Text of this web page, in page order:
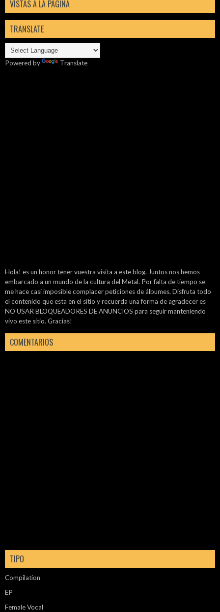
VISTAS A LA PÁGINA
TRANSLATE
Powered by Translate
Hola! es un honor tener vuestra visita a este blog. Juntos nos hemos
embarcado a un mundo de la cultura del Metal. Por falta de tiempo se
me hace casi imposible complacer peticiones de álbumes. Disfruta todo
el contenido que esta en el sitio y recuerda una forma de agradecer es
NO USAR BLOQUEADORES DE ANUNCIOS para seguir manteniendo
vivo este sitio. Gracias!
COMENTARIOS
TIPO
Compilation
EP
Female Vocal